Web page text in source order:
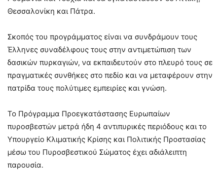
Θεσσαλονίκη και Πάτρα.
Σκοπός του προγράμματος είναι να συνδράμουν τους
Έλληνες συναδέλφους τους στην αντιμετώπιση των
δασικών πυρκαγιών, να εκπαιδευτούν στο πλευρό τους σε
πραγματικές συνθήκες στο πεδίο και να μεταφέρουν στην
πατρίδα τους πολύτιμες εμπειρίες και γνώση.
Το Πρόγραμμα Προεγκατάστασης Ευρωπαίων
πυροσβεστών μετρά ήδη 4 αντιπυρικές περιόδους και το
Υπουργείο Κλιματικής Κρίσης και Πολιτικής Προστασίας
μέσω του Πυροσβεστικού Σώματος έχει αδιάλειπτη
παρουσία.